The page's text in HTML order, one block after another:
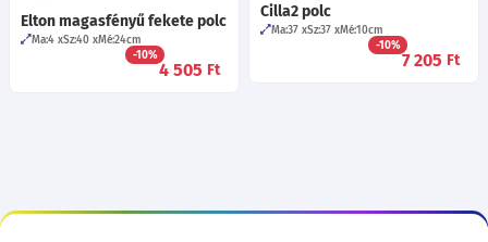
Cilla2 polc
Ma:37 Sz:37 Mé:10cm
-10%
7 205 Ft
Elton magasfényű fekete polc
Ma:4 Sz:40 Mé:24cm
-10%
4 505 Ft